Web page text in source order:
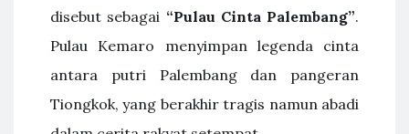
disebut sebagai “Pulau Cinta Palembang”.
Pulau Kemaro menyimpan legenda cinta
antara putri Palembang dan pangeran
Tiongkok, yang berakhir tragis namun abadi